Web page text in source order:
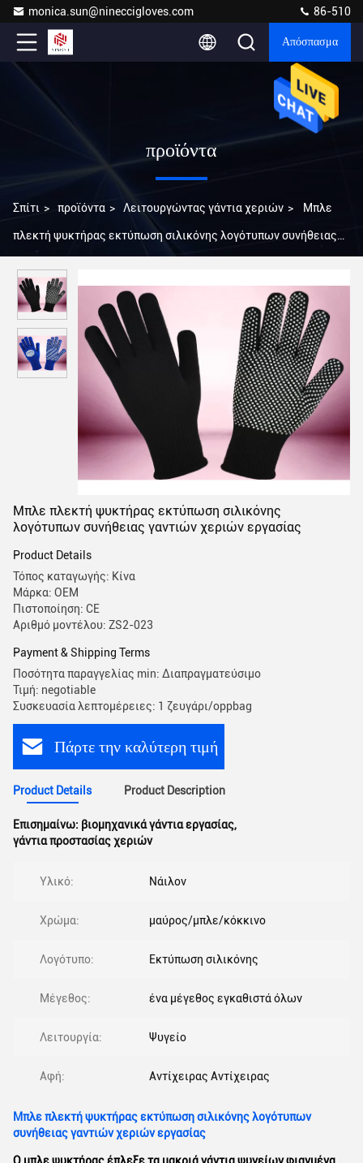
monica.sun@nineccigloves.com 86-510
Απόσπασμα
προϊόντα
Σπίτι > προϊόντα > Λειτουργώντας γάντια χεριών > Μπλε
πλεκτή ψυκτήρας εκτύπωση σιλικόνης λογότυπων συνήθειας
Μπλε πλεκτή ψυκτήρας εκτύπωση σιλικόνης
λογότυπων συνήθειας γαντιών χεριών εργασίας
Product Details
Τόπος καταγωγής: Κίνα
Μάρκα: OEM
Πιστοποίηση: CE
Αριθμό μοντέλου: ZS2-023
Payment & Shipping Terms
Ποσότητα παραγγελίας min: Διαπραγματεύσιμο
Τιμή: negotiable
Συσκευασία λεπτομέρειες: 1 ζευγάρι/oppbag
Πάρτε την καλύτερη τιμή
Product Details Product Description
Επισημαίνω: βιομηχανικά γάντια εργασίας,
γάντια προστασίας χεριών
Υλικό: Νάιλον
Χρώμα: μαύρος/μπλε/κόκκινο
Λογότυπο: Εκτύπωση σιλικόνης
Μέγεθος: ένα μέγεθος εγκαθιστά όλων
Λειτουργία: Ψυγείο
Αφή: Αντίχειρας Αντίχειρας
Μπλε πλεκτή ψυκτήρας εκτύπωση σιλικόνης λογότυπων
συνήθειας γαντιών χεριών εργασίας